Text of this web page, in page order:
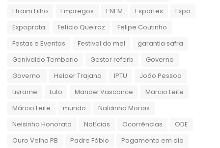
Efraim Filho
Empregos ENEM Esportes
Expo
Expoprata
Felício Queiroz
Felipe Coutinho
Festas e Eventos
Festival do mel
garantia safra
Genivaldo Temborio
Gestor referb
Governo
Governo.
Helder Trajano IPTU
João Pessoa
Livrame
Luto Manoel Vasconce
Marcio Leite
Márcio Leite
mundo
Naldinho Morais
Nelsinho Honorato
Notícias Ocorrências
ODE
Ouro Velho PB
Padre Fábio
Pagamento em dia